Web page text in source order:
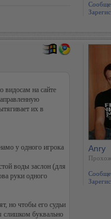
видосам на сайте
их в
у одного игрока
воды заслон (для
руки одного
но чтобы его судьи
слишком буквально
Anry